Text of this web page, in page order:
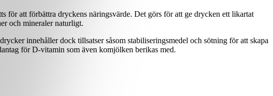
för att förbättra dryckens näringsvärde. Det görs för att ge drycken ett likartat
och mineraler naturligt.
innehåller dock tillsatser såsom stabiliseringsmedel och sötning för att skapa
för D-vitamin som även komjölken berikas med.